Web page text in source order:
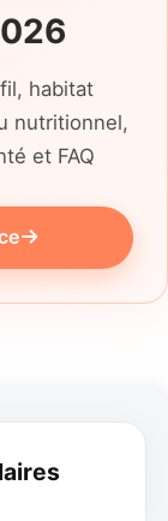
habitat
nutritionnel,
et FAQ